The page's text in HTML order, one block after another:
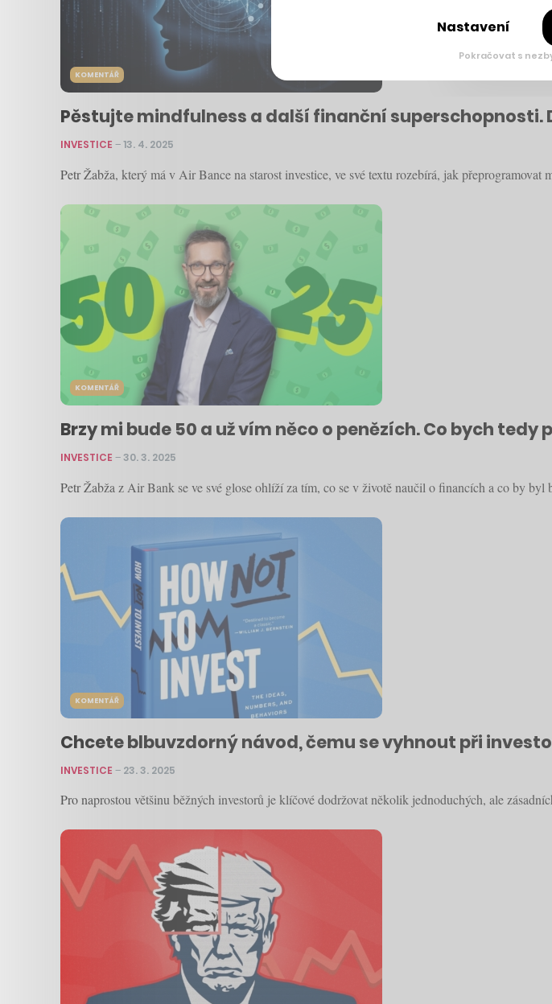
KOMENTÁŘ
Pěstujte mindfulness a další finanční superschopnosti.
INVESTICE –13. 4. 2025
Petr Žabža, který má v Air Bance na starost investice, ve své textu rozebírá, jak přeprogramovat
KOMENTÁŘ
Brzy mi bude 50 a už vím něco o penězích. Co bych
INVESTICE –30. 3. 2025
Petr Žabža z Air Bank se ve své glose ohlíží za tím, co se v životě naučil o financích a co by
KOMENTÁŘ
Chcete blbuvzdorný návod, čemu se vyhnout při
INVESTICE – 23. 3. 2025
Pro naprostou většinu běžných investorů je klíčové dodržovat několik jednoduchých, ale
Nastavení
Pokračovat s